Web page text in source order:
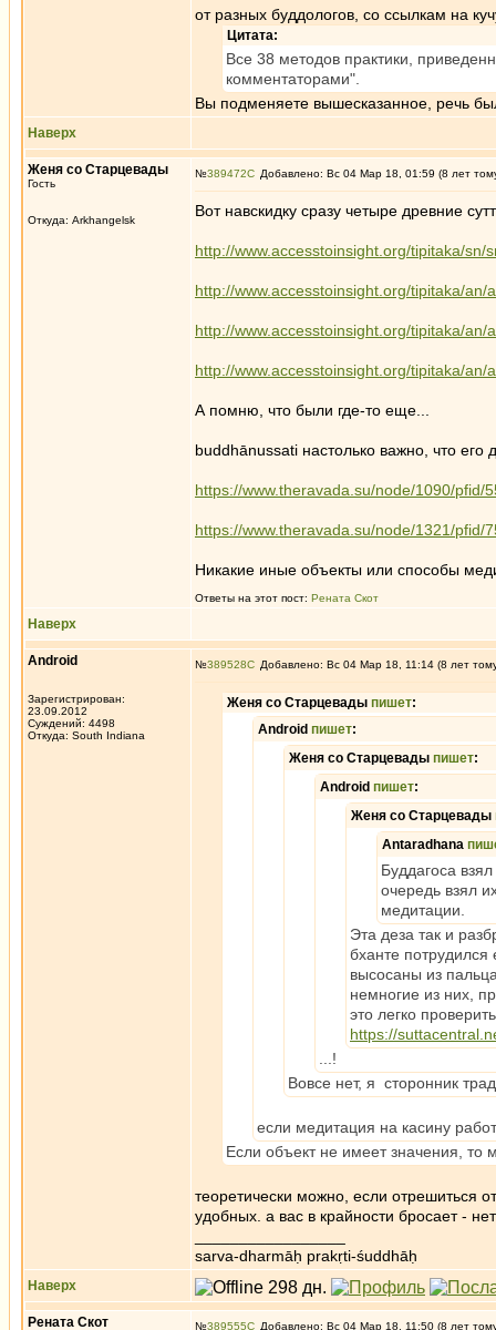
от разных буддологов, со ссылкам на
Цитата:
Все 38 методов практики,
комментаторами".
Вы подменяете вышесказанное, речь
Наверх
Женя со Старцевады
Гость
Откуда: Arkhangelsk
№389472 Добавлено: Вс 04 Мар 18, 01:59 (8 лет
Вот навскидку сразу четыре древние
http://www.accesstoinsight.org/tipitaka/sn/
http://www.accesstoinsight.org/tipitaka/an/
http://www.accesstoinsight.org/tipitaka/an/
http://www.accesstoinsight.org/tipitaka/an/
А помню, что были где-то еще...
buddhānussati настолько важно, что
https://www.theravada.su/node/1090/pfid/
https://www.theravada.su/node/1321/pfid/
Никакие иные объекты или способы
Ответы на этот пост: Рената Скот
Наверх
Android
Зарегистрирован:
23.09.2012
Суждений: 4498
Откуда: South Indiana
№389528 Добавлено: Вс 04 Мар 18, 11:14 (8 лет
Женя со Старцевады пишет:
Android пишет:
Женя со Старцевады пишет:
Android пишет:
Женя со Старцевады
Antaradhana
Буддагоса
очередь взял
медитации.
Эта деза так и
бханте потрудился
высосаны из
немногие из них,
это легко
https://
...!
Вовсе нет, я сторонник
если медитация на касину
Если объект не имеет значения,
теоретически можно, если отрешиться
удобных. а вас в крайности бросает -
sarva-dharmāḥ prakṛti-śuddhāḥ
Наверх
Рената Скот №389555 Добавлено: Вс 04 Мар 18, 11:50 (8 лет